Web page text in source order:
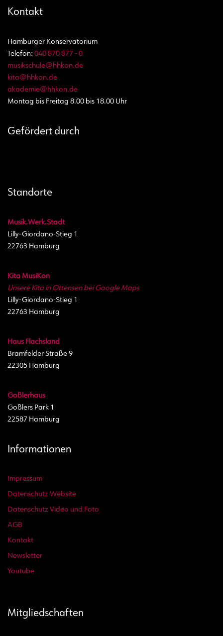
Kontakt
Hamburger Konservatorium
Telefon: 040 870 877 - 0
musikschule@hhkon.de
kita@hhkon.de
akademie@hhkon.de
Montag bis Freitag 8.00 bis 18.00 Uhr
Gefördert durch
Standorte
Musik.Werk.Stadt
Lilly-Giordano-Stieg 1
22763 Hamburg
Kita MusiKon
Unsere Kita in Ottensen bei Google Maps
Lilly-Giordano-Stieg 1
22763 Hamburg
Haus Flachsland
Bramfelder Straße 9
22305 Hamburg
Goßlerhaus
Goßlers Park 1
22587 Hamburg
Informationen
Impressum
Datenschutz Website
Datenschutz Video und Foto
AGB
Kontakt
Newsletter
Youtube
Mitgliedschaften